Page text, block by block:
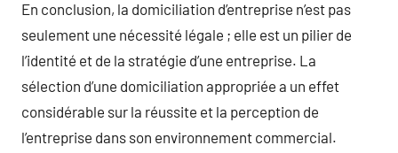
En conclusion, la domiciliation d’entreprise n’est pas
seulement une nécessité légale ; elle est un pilier de
l’identité et de la stratégie d’une entreprise. La
sélection d’une domiciliation appropriée a un effet
considérable sur la réussite et la perception de
l’entreprise dans son environnement commercial.